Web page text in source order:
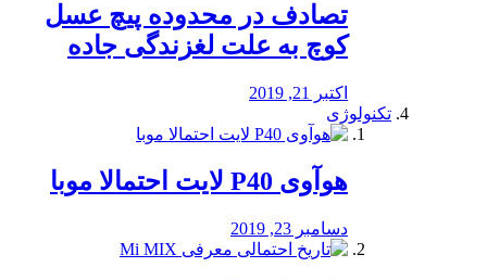
تصادف در محدوده پیچ عسل
کوچ به علت لغزندگی جاده
اکتبر 21, 2019
تکنولوژی
هوآوی P40 لایت احتمالا موبا
دسامبر 23, 2019